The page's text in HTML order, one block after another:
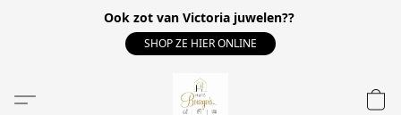
Ook zot van Victoria juwelen??
SHOP ZE HIER ONLINE